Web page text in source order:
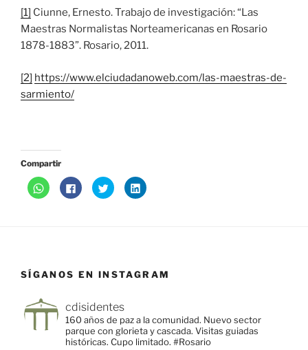
[1] Ciunne, Ernesto. Trabajo de investigación: “Las
Maestras Normalistas Norteamericanas en Rosario
1878-1883”. Rosario, 2011.
[2] https://www.elciudadanoweb.com/las-maestras-de-
sarmiento/
Compartir
H
a
c
p
a
r
i
H
a
c
p
a
r
t
i
r
H
a
c
p
a
r
t
i
r
H
a
c
r
t
i
r
SÍGANOS EN INSTAGRAM
cdisidentes
160 años de paz a la comunidad. Nuevo sector
parque con glorieta y cascada. Visitas guiadas
históricas. Cupo limitado. #Rosario